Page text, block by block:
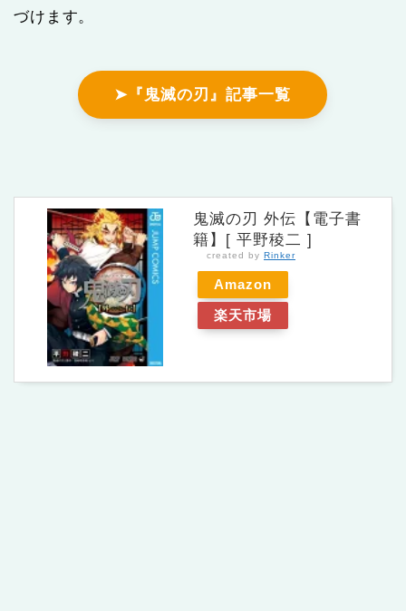
づけます。
➤『鬼滅の刃』記事一覧
鬼滅の刃 外伝【電子書
籍】[ 平野稜二 ]
created by Rinker
Amazon
楽天市場